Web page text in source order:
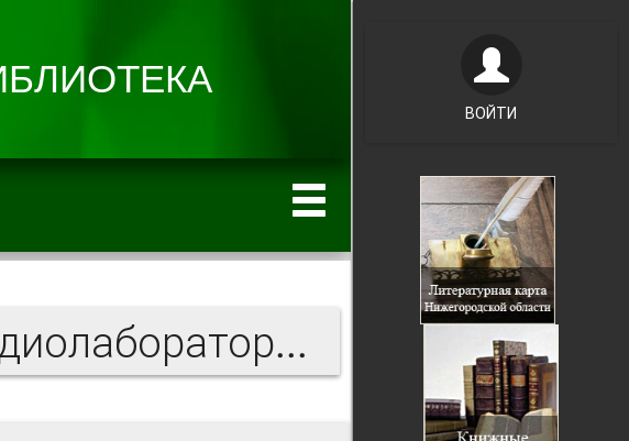
Нижегородская радиолаборатория: история длиною в век
ВОЙТИ